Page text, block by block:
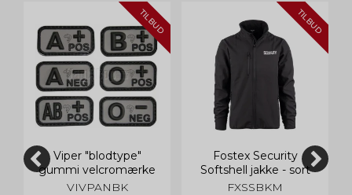
TILBUD
Viper "blodtype"
gummi velcromærke
VIVPANBK
TILBUD
Fostex Security
Softshell jakke - sort
FXSSBKM